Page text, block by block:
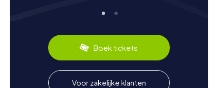
werd genoemd? Deze en vele andere interessante
Unterschleißheim. Ook op culinair gebied heeft de stad
veel te bieden: proef lokale specialiteiten in een van de
traditionele gasthuizen.
Na de speurtocht in Unterschleißheim de
omgeving verkennen
Boek tickets
Voor zakelijke klanten